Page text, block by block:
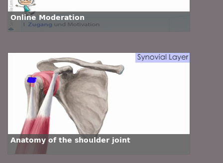
Online Moderation
Anatomy of the shoulder joint